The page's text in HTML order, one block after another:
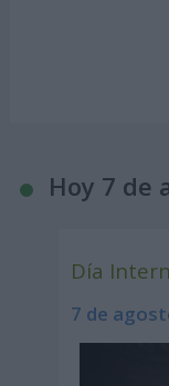
Hoy 7 de
Día
7 de